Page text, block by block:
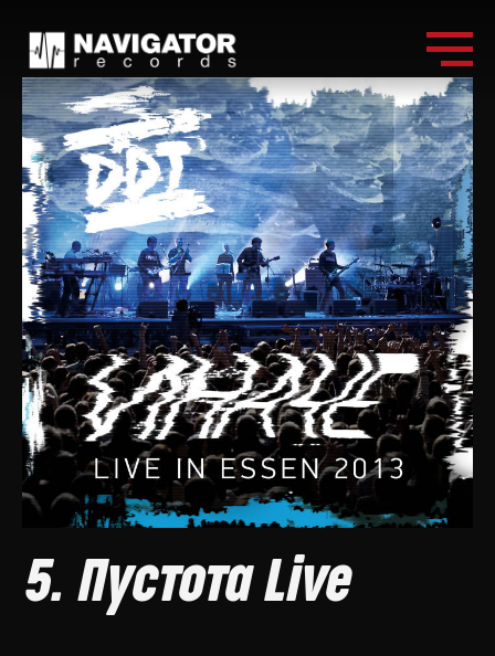
5. Пустота Live